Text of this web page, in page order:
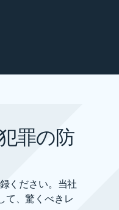
罪の防
ください。当社
て、驚くべきレ